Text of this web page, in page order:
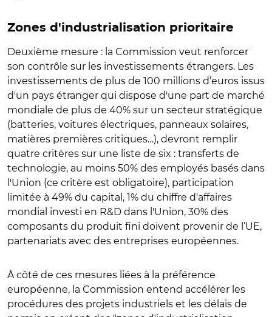
Zones d'industrialisation prioritaire
Deuxième mesure : la Commission veut renforcer
son contrôle sur les investissements étrangers. Les
investissements de plus de 100 millions d’euros issus
d'un pays étranger qui dispose d'une part de marché
mondiale de plus de 40% sur un secteur stratégique
(batteries, voitures électriques, panneaux solaires,
matières premières critiques…), devront remplir
quatre critères sur une liste de six : transferts de
technologie, au moins 50% des employés basés dans
l'Union (ce critère est obligatoire), participation
limitée à 49% du capital, 1% du chiffre d'affaires
mondial investi en R&D dans l'Union, 30% des
composants du produit fini doivent provenir de l’UE,
partenariats avec des entreprises européennes.
À côté de ces mesures liées à la préférence
européenne, la Commission entend accélérer les
procédures des projets industriels et les délais de